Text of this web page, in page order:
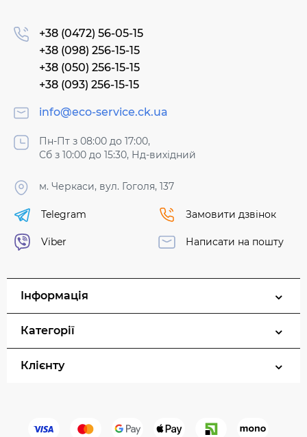
+38 (0472) 56-05-15
+38 (098) 256-15-15
+38 (050) 256-15-15
+38 (093) 256-15-15
info@eco-service.ck.ua
Пн-Пт з 08:00 до 17:00,
Сб з 10:00 до 15:30, Нд-вихідний
м. Черкаси, вул. Гоголя, 137
Telegram
Viber
Замовити дзвінок
Написати на пошту
Інформація
Категорії
Клієнту